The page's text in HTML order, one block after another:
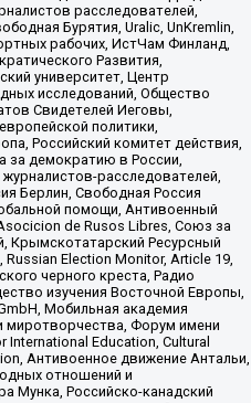
расследователей,
Бурятия, Uralic, UnKremlin,
рабочих, ИстЧам Финланд,
Развития,
университет, Центр
исследований, Общество
Свидетелей Иеговы,
политики,
Российский комитет действия,
за демократию в России,
расследователей,
Берлин, Свободная Россия
помощи, Антивоенный
de Rusos Libres, Союз за
Крымскотатарский Ресурсный
Election Monitor, Article 19,
черного креста, Радио
изучения Восточной Европы,
Мобильная академия
миротворчества, Форум имени
Education, Cultural
Антивоенное движение Антальи,
отношений и
Мунка, Российско-канадский